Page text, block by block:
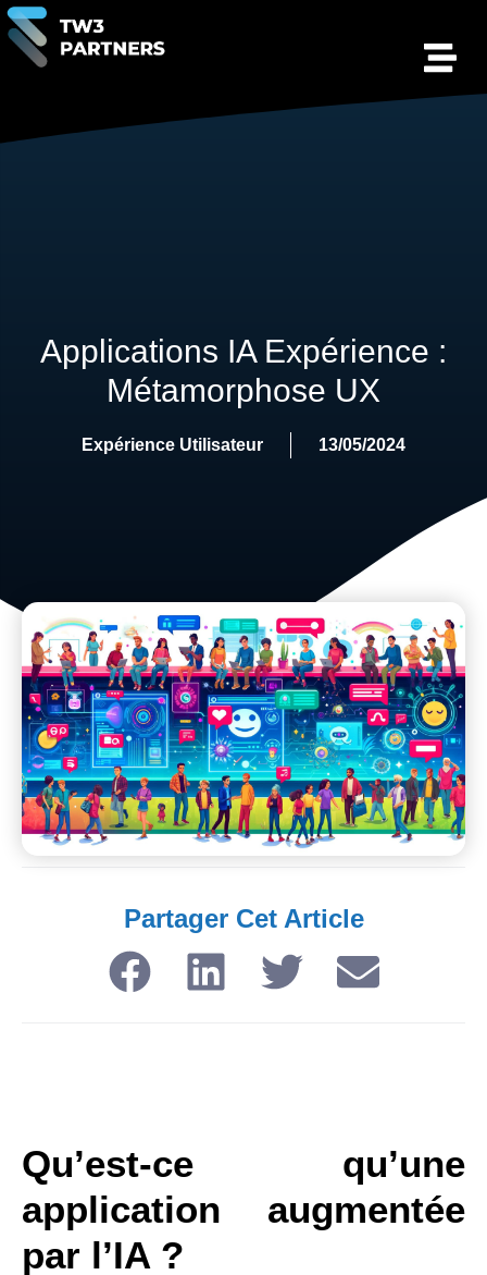
Applications IA Expérience :
Métamorphose UX
Expérience Utilisateur 13/05/2024
Partager Cet Article​
Qu’est-ce qu’une
application augmentée
par l’IA ?